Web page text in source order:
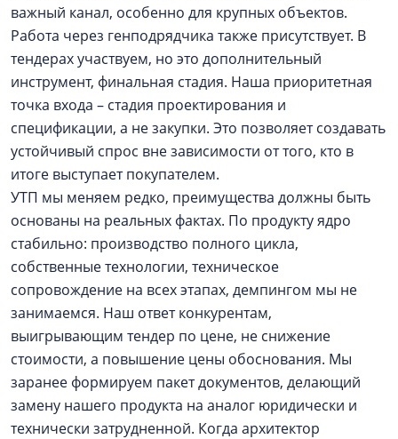
важный канал, особенно для крупных объектов.
Работа через генподрядчика также присутствует. В
тендерах участвуем, но это дополнительный
инструмент, финальная стадия. Наша приоритетная
точка входа – стадия проектирования и
спецификации, а не закупки. Это позволяет создавать
устойчивый спрос вне зависимости от того, кто в
итоге выступает покупателем.
УТП мы меняем редко, преимущества должны быть
основаны на реальных фактах. По продукту ядро
стабильно: производство полного цикла,
собственные технологии, техническое
сопровождение на всех этапах, демпингом мы не
занимаемся. Наш ответ конкурентам,
выигрывающим тендер по цене, не снижение
стоимости, а повышение цены обоснования. Мы
заранее формируем пакет документов, делающий
замену нашего продукта на аналог юридически и
технически затрудненной. Когда архитектор